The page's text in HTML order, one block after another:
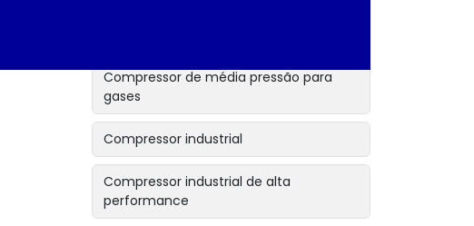
Compressor de média pressão para
gases
Compressor industrial
Compressor industrial de alta
performance